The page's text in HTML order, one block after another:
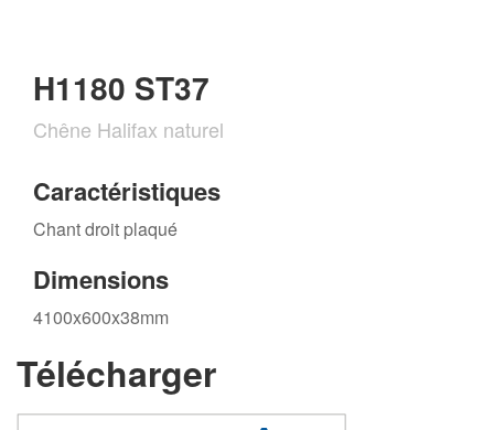
H1180 ST37
Chêne Halifax naturel
Caractéristiques
Chant droit plaqué
Dimensions
4100x600x38mm
Télécharger